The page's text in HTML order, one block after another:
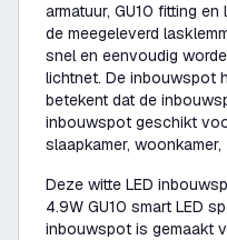
armatuur, GU10 fitting
de meegeleverd
snel en eenvoudig
lichtnet. De inbouwspot
betekent dat de
inbouwspot geschikt
slaapkamer,
Deze witte LED
4.9W GU10 smart LED
inbouwspot is gemaakt